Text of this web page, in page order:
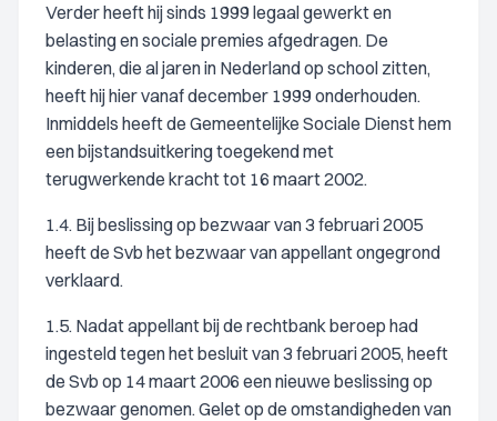
Verder heeft hij sinds 1999 legaal gewerkt en
belasting en sociale premies afgedragen. De
kinderen, die al jaren in Nederland op school zitten,
heeft hij hier vanaf december 1999 onderhouden.
Inmiddels heeft de Gemeentelijke Sociale Dienst hem
een bijstandsuitkering toegekend met
terugwerkende kracht tot 16 maart 2002.
1.4. Bij beslissing op bezwaar van 3 februari 2005
heeft de Svb het bezwaar van appellant ongegrond
verklaard.
1.5. Nadat appellant bij de rechtbank beroep had
ingesteld tegen het besluit van 3 februari 2005, heeft
de Svb op 14 maart 2006 een nieuwe beslissing op
bezwaar genomen. Gelet op de omstandigheden van